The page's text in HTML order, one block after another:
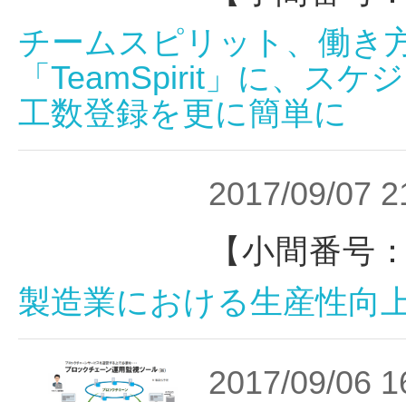
チームスピリット、働き
「TeamSpirit」に、スケ
工数登録を更に簡単に
2017/09/07
【小間番号
製造業における生産性向
2017/09/06